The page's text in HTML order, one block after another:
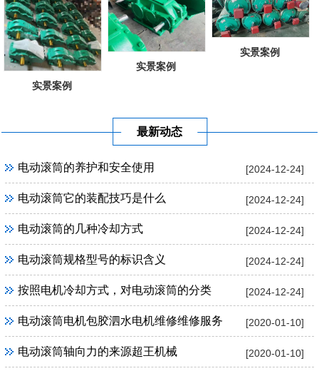
实景案例
实景案例
实景案例
最新动态
[2024-12-24]
电动滚筒的养护和安全使用
[2024-12-24]
电动滚筒它的装配技巧是什么
[2024-12-24]
电动滚筒的几种冷却方式
[2024-12-24]
电动滚筒规格型号的标识含义
[2024-12-24]
按照电机冷却方式，对电动滚筒的分类
[2020-01-10]
电动滚筒电机包胶泗水电机维修维修服务
[2020-01-10]
电动滚筒轴向力的来源超王机械